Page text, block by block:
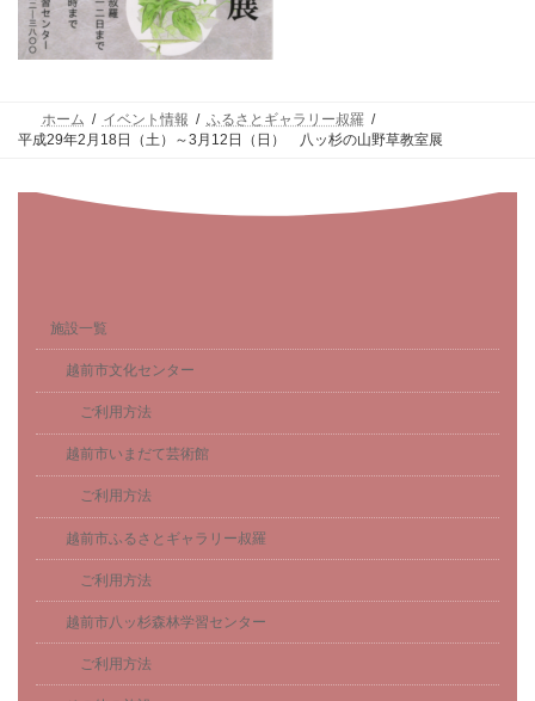
ホーム イベント情報
ふるさとギャラリー叔羅
平成29年2月18日（土）～3月12日（日） 八ッ杉の山野草教室展
施設一覧
越前市文化センター
ご利用方法
越前市いまだて芸術館
ご利用方法
越前市ふるさとギャラリー叔羅
ご利用方法
越前市八ッ杉森林学習センター
ご利用方法